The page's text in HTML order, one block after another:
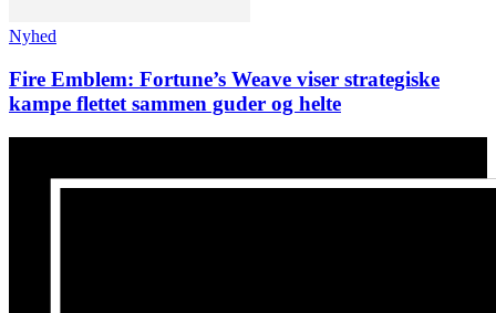
Nyhed
Fire Emblem: Fortune’s Weave viser strategiske
kampe flettet sammen guder og helte